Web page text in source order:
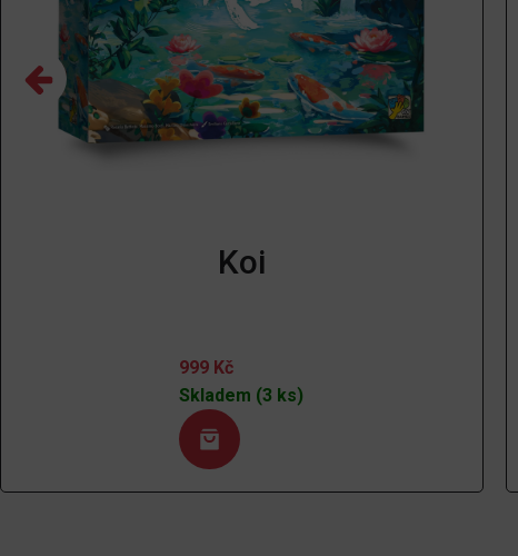
Koi
999 Kč
Skladem (3 ks)